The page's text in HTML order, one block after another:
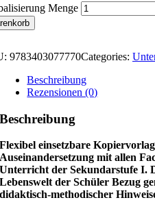
Menge
9783403077770Categories:
Beschreibung
Rezensionen (0)
Beschreibung
Flexibel einsetzbare
Auseinandersetzung mit allen
Unterricht der Sekundarstufe I.
Lebenswelt der Schüler Bezug
didaktisch-methodischer